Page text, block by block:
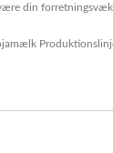
din